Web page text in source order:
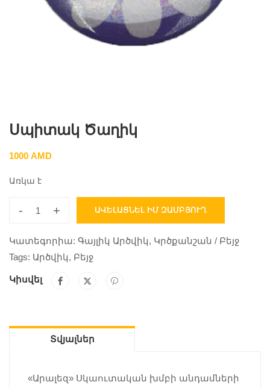
Սպիտակ Ծաղիկ
1000 AMD
Առկա է
- + ԱՎԵԼԱՑՆԵԼ ԻՄ ԶԱՄԲՅՈՒՂ
Կատեգորիա: Գայլիկ Արծվիկ, Կրծքանշան / Բեյջ
Tags: Արծվիկ, Բեյջ
Կիսվել
Տվյալներ
«Արալեզ» Սկաուտական խմբի անդամների